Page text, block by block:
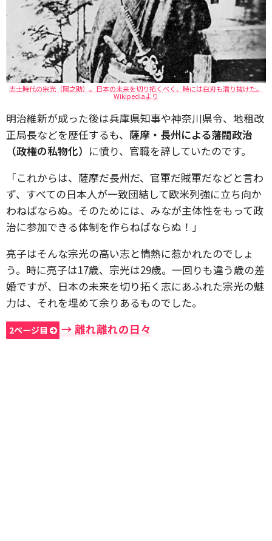
志士時代の宗光（陽之助）。日本の未来を切り拓くべく、時には白刃も潜り抜けた。
Wikipediaより
明治維新が成った後は兵庫県知事や神奈川県令、地租改
正局長などを歴任するも、 薩摩・長州による藩閥政治
（政権の私物化） に憤り、官職を辞していたのです。
「これからは、薩摩だ長州だ、官軍だ賊軍だなどと言わ
ず、すべての日本人が一致団結して欧米列強に立ち向か
わねばならぬ。そのためには、みなが主体性をもって政
治に参加できる体制を作らねばならぬ！」
亮子はそんな宗光の高い志と情熱に惹かれたのでしょ
う。時に亮子は17歳、宗光は29歳。一回りも違う歳の差
婚ですが、日本の未来を切り拓く志にあふれた宗光の魅
力は、それを埋めて余りあるものでした。
2ページ目 → 離れ離れの日々